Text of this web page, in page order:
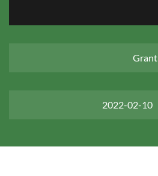
Grant
2022-02-10